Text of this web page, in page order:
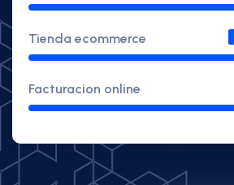
Tienda ecommerce
Facturacion online